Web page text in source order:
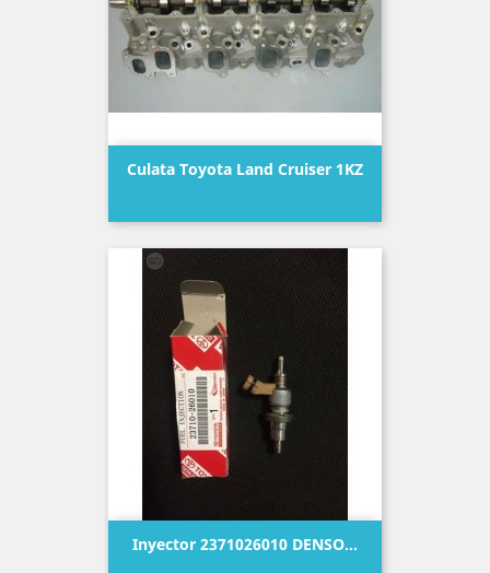
Culata Toyota Land Cruiser 1KZ
Inyector 2371026010 DENSO...